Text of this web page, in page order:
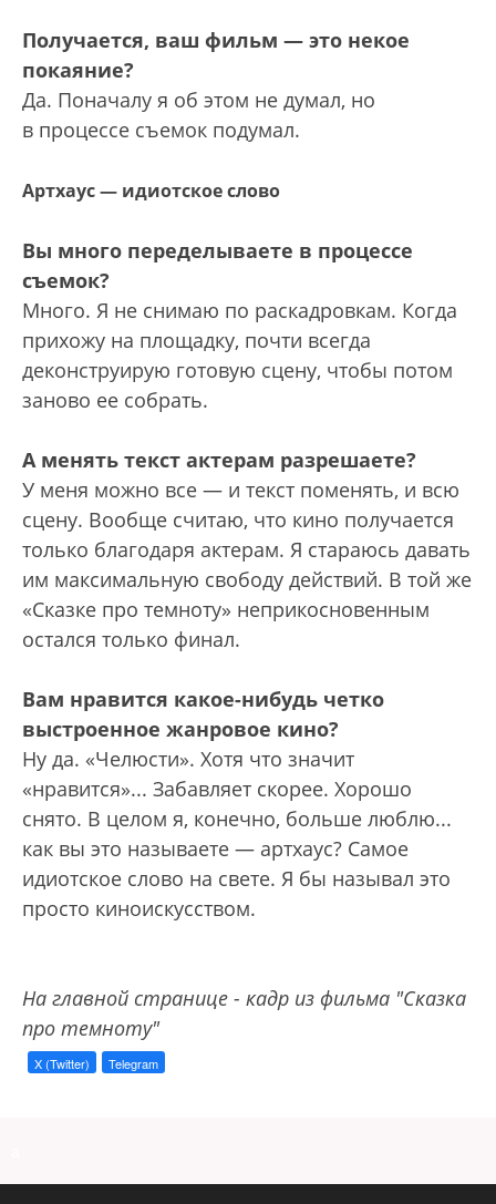
Получается, ваш фильм — это некое
покаяние?
Да. Поначалу я об этом не думал, но
в процессе съемок подумал.
Артхаус — идиотское слово
Вы много переделываете в процессе
съемок?
Много. Я не снимаю по раскадровкам. Когда
прихожу на площадку, почти всегда
деконструирую готовую сцену, чтобы потом
заново ее собрать.
А менять текст актерам разрешаете?
У меня можно все — и текст поменять, и всю
сцену. Вообще считаю, что кино получается
только благодаря актерам. Я стараюсь давать
им максимальную свободу действий. В той же
«Сказке про темноту» неприкосновенным
остался только финал.
Вам нравится какое-нибудь четко
выстроенное жанровое кино?
Ну да. «Челюсти». Хотя что значит
«нравится»... Забавляет скорее. Хорошо
снято. В целом я, конечно, больше люблю...
как вы это называете — артхаус? Самое
идиотское слово на свете. Я бы называл это
просто киноискусством.
На главной странице - кадр из фильма "Сказка
про темноту"
X (Twitter) Telegram